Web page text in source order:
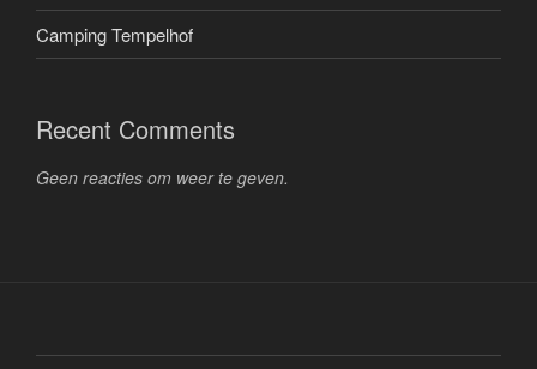
Camping Tempelhof
Recent Comments
Geen reacties om weer te geven.